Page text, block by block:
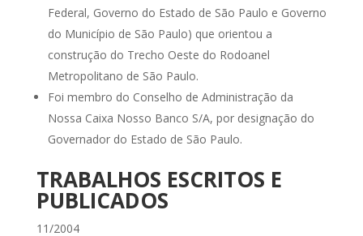
Federal, Governo do Estado de São Paulo e Governo
do Município de São Paulo) que orientou a
construção do Trecho Oeste do Rodoanel
Metropolitano de São Paulo.
Foi membro do Conselho de Administração da
Nossa Caixa Nosso Banco S/A, por designação do
Governador do Estado de São Paulo.
TRABALHOS ESCRITOS E
PUBLICADOS
11/2004